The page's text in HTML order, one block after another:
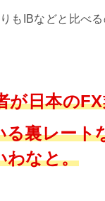
もIBなどと比べ
が日本の
る裏レート
わなと。